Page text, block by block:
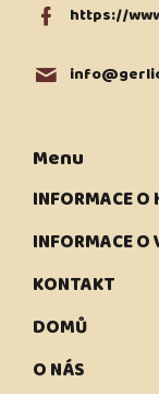
info@
https://
Menu
INFORMACE O
INFORMACE O
KONTAKT
DOMŮ
O NÁS